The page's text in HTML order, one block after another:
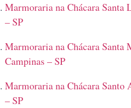
Marmoraria na Chácara Santa
– SP
Marmoraria na Chácara Santa
Campinas – SP
Marmoraria na Chácara Santo
– SP